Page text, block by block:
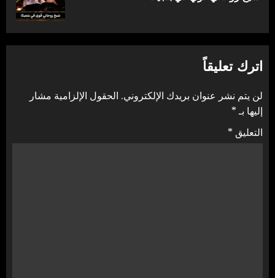
اترك تعليقاً
لن يتم نشر عنوان بريدك الإلكتروني. الحقول الإلزامية مشار
إليها بـ*
التعليق *